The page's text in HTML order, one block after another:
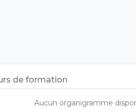
de formation
Aucun organigramme